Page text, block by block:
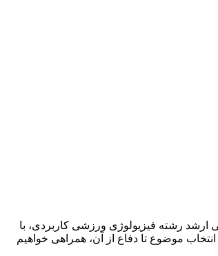
ارشد رشته فیزیولوژی ورزشی کاربردی، با
موضوع تا دفاع از آن، همراهی خواهیم